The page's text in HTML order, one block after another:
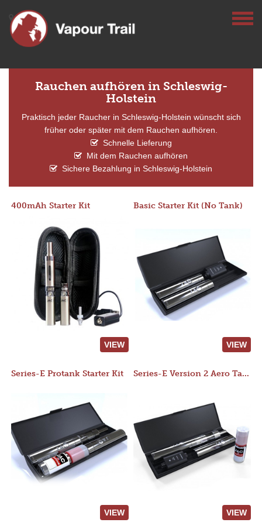
Rauchen aufhören in Schleswig-
Holstein
Praktisch jeder Raucher in Schleswig-Holstein wünscht sich
früher oder später mit dem Rauchen aufhören.
Schnelle Lieferung
Mit dem Rauchen aufhören
Sichere Bezahlung in Schleswig-Holstein
400mAh Starter Kit
VIEW
Basic Starter Kit (No Tank)
VIEW
Series-E Protank Starter Kit
VIEW
Series-E Version 2 Aero Tank Starter Kit
VIEW